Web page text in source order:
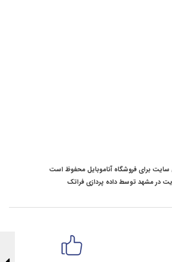
برای فروشگاه آناموبایل محفوظ است
در مشهد توسطداده پردازی فراتک